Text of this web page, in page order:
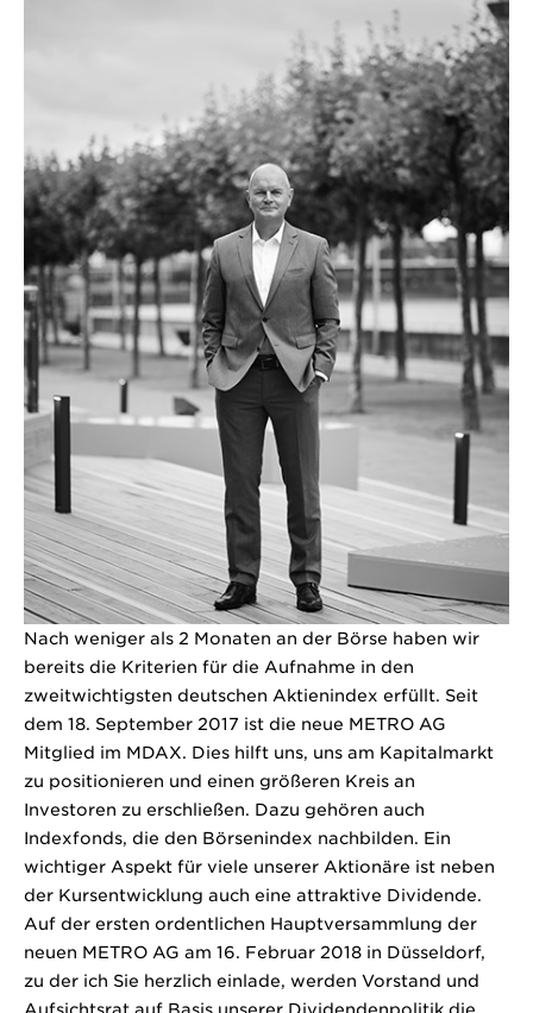
Nach weniger als 2 Monaten an der Börse haben wir
bereits die Kriterien für die Aufnahme in den
zweitwichtigsten deutschen Aktienindex erfüllt. Seit
dem 18. September 2017 ist die neue METRO AG
Mitglied im MDAX. Dies hilft uns, uns am Kapitalmarkt
zu positionieren und einen größeren Kreis an
Investoren zu erschließen. Dazu gehören auch
Indexfonds, die den Börsenindex nachbilden. Ein
wichtiger Aspekt für viele unserer Aktionäre ist neben
der Kursentwicklung auch eine attraktive Dividende.
Auf der ersten ordentlichen Hauptversammlung der
neuen METRO AG am 16. Februar 2018 in Düsseldorf,
zu der ich Sie herzlich einlade, werden Vorstand und